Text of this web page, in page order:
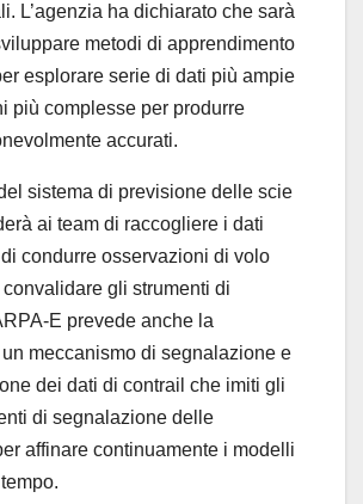
L’agenzia ha dichiarato che sarà
metodi di apprendimento
esplorare serie di dati più ampie
più complesse per produrre
accurati.
sistema di previsione delle scie
ai team di raccogliere i dati
condurre osservazioni di volo
gli strumenti di
E prevede anche la
meccanismo di segnalazione e
dei dati di contrail che imiti gli
di segnalazione delle
affinare continuamente i modelli